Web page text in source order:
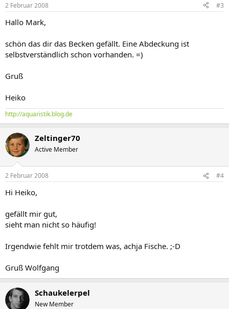
2 Februar 2008 #3
Hallo Mark,
schön das dir das Becken gefällt. Eine Abdeckung ist
selbstverständlich schon vorhanden. =)
Gruß
Heiko
http://aquaristik.blog.de
Zeltinger70
Active Member
2 Februar 2008 #4
Hi Heiko,
gefällt mir gut,
sieht man nicht so häufig!
Irgendwie fehlt mir trotdem was, achja Fische. ;-D
Gruß Wolfgang
Schaukelerpel
New Member